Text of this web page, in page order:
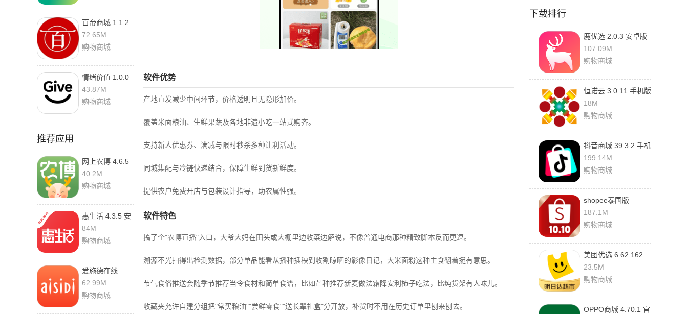
百帝商城 1.1.2
官方版
72.65M
购物商城
情绪价值 1.0.0
最新版
43.87M
购物商城
推荐应用
网上农博 4.6.5
最新版
40.2M
购物商城
惠生活 4.3.5 安
卓版
84M
购物商城
爱施德在线
3.4.5
62.99M
购物商城
软件优势
产地直发减少中间环节，价格透明且无隐形加价。
覆盖米面粮油、生鲜果蔬及各地非遗小吃一站式购齐。
支持新人优惠券、满减与限时秒杀多种让利活动。
同城集配与冷链快递结合，保障生鲜到货新鲜度。
提供农户免费开店与包装设计指导，助农属性强。
软件特色
搞了个"农博直播"入口，大爷大妈在田头或大棚里边收菜边解说，不像普通电商那种精致脚本反而更逗。
溯源不光扫得出检测数据，部分单品能看从播种插秧到收割晾晒的影像日记，大米面粉这种主食翻着挺有意思。
节气食俗推送会随季节推荐当令食材和简单食谱，比如芒种推荐新麦做法霜降安利柿子吃法，比纯货架有人味儿。
收藏夹允许自建分组把"常买粮油""尝鲜零食""送长辈礼盒"分开放，补货时不用在历史订单里刨来刨去。
下载排行
鹿优选 2.0.3 安卓版
107.09M
购物商城
恒诺云 3.0.11 手机版
18M
购物商城
抖音商城 39.3.2 手机
版
199.14M
购物商城
shopee泰国版
3.13.13 最新版
187.1M
购物商城
美团优选 6.62.162
官方版
23.5M
购物商城
OPPO商城 4.70.1 官